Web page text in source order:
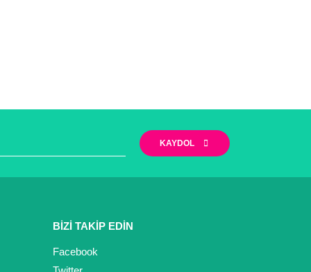
KAYDOL
BİZİ TAKİP EDİN
Facebook